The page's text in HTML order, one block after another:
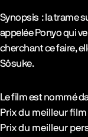
Synopsis : la trame
appelée Ponyo qui
cherchant ce faire,
Sôsuke.
Le film est nommé
Prix du meilleur film
Prix du meilleur